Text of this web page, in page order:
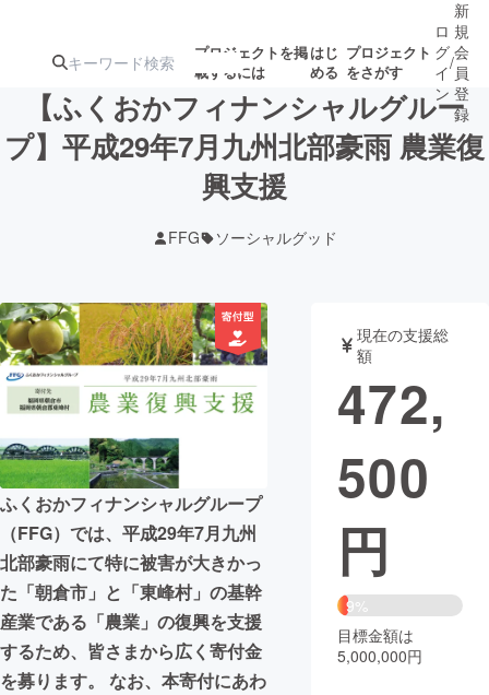
プロジェクトを掲
載するには
はじ
める
プロジェクト
をさがす
注目の新着プロ募集終了が近いプ
テクノロジー・ガジェット
映像・映画 書籍・雑誌
ビジネス・起業 チャレンジ
まちづくり・地域活性化
CAMPFIRE for Social Good
CAMPFIRE Creation
CAMPFIREふるさと納税machi-ya コミュニティ
ロ
グ
イ
ン
/
新
規
会
員
登
録
【ふくおかフィナンシャルグルー
プ】平成29年7月九州北部豪雨 農業復
興支援
FFG ソーシャルグッド
ふくおかフィナンシャルグループ
（FFG）では、平成29年7月九州
北部豪雨にて特に被害が大きかっ
た「朝倉市」と「東峰村」の基幹
産業である「農業」の復興を支援
するため、皆さまから広く寄付金
を募ります。 なお、本寄付にあわ
現在の支援総
額
472,
500
円
9%
目標金額は
5,000,000円